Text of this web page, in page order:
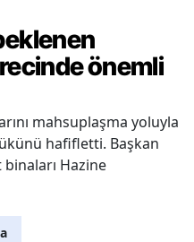
önemli
mahsuplaşma yoluyla
hafifletti. Başkan
binaları Hazine